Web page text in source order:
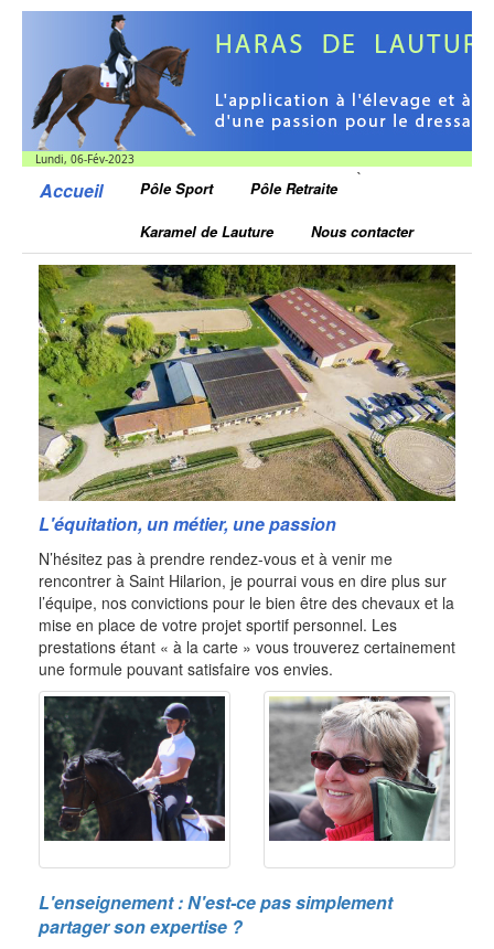
Lundi, 06-Fév-2023
`
Accueil Pôle Sport Pôle Retraite
Karamel de Lauture Nous contacter
L'équitation, un métier, une passion
N’hésitez pas à prendre rendez-vous et à venir me
rencontrer à Saint Hilarion, je pourrai vous en dire plus sur
l’équipe, nos convictions pour le bien être des chevaux et la
mise en place de votre projet sportif personnel. Les
prestations étant « à la carte » vous trouverez certainement
une formule pouvant satisfaire vos envies.
L'enseignement: N'est-ce pas simplement
partager son expertise ?